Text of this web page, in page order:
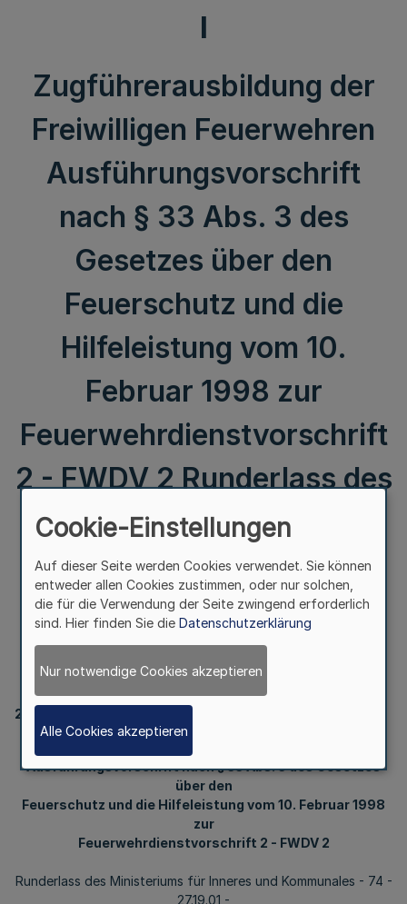
I
Zugführerausbildung der
Freiwilligen Feuerwehren
Ausführungsvorschrift
nach § 33 Abs. 3 des
Gesetzes über den
Feuerschutz und die
Hilfeleistung vom 10.
Februar 1998 zur
Feuerwehrdienstvorschrift
2 - FWDV 2 Runderlass des
Ministeriums für Inneres
und Kommunales - 74 -
27.19.01 - vom 24. März
2016
2135
Ausführungsvorschrift nach § 33 Abs. 3 des Gesetzes
über den
Feuerschutz und die Hilfeleistung vom 10. Februar 1998
zur
Feuerwehrdienstvorschrift 2 - FWDV 2
Runderlass des Ministeriums für Inneres und Kommunales - 74 -
27.19.01 -
Cookie-Einstellungen
Auf dieser Seite werden Cookies verwendet. Sie können
entweder allen Cookies zustimmen, oder nur solchen,
die für die Verwendung der Seite zwingend erforderlich
sind. Hier finden Sie die Datenschutzerklärung
Nur notwendige Cookies akzeptieren
Alle Cookies akzeptieren